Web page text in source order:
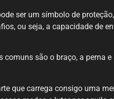
ser um símbolo de
ou seja, a capacidade de
são o braço, a perna
que carrega consigo uma